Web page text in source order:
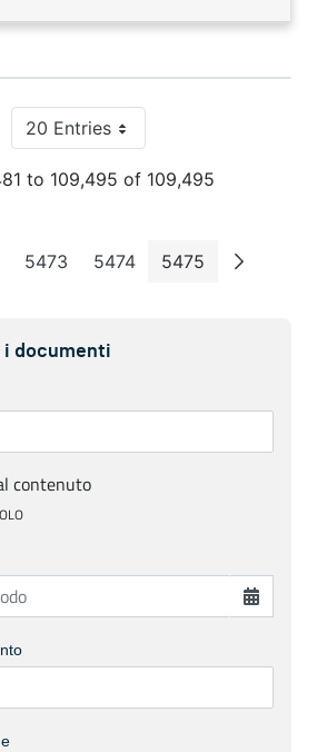
20 EntriesPer Page
to 109,495 of 109,495
Pages
Page
5473 Page
5474 Page
5475
i documenti
contenuto